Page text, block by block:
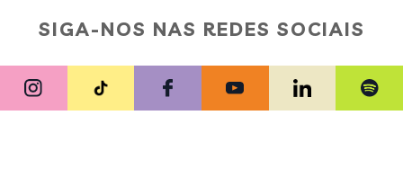
SIGA-NOS NAS REDES SOCIAIS